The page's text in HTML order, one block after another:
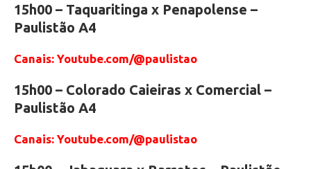
15h00 – Taquaritinga x Penapolense –
Paulistão A4
Canais: Youtube.com/@paulistao
15h00 – Colorado Caieiras x Comercial –
Paulistão A4
Canais: Youtube.com/@paulistao